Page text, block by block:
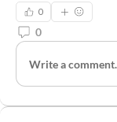
0
0
Write a